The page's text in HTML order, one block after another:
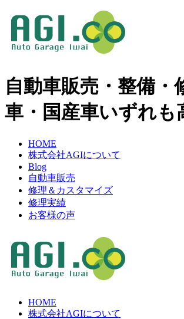
自動車販売・整備・
車・国産車いずれも
HOME
株式会社AGIについて
Blog
自動車販売
修理＆カスタマイズ
修理実績
お客様の声
HOME
株式会社AGIについて